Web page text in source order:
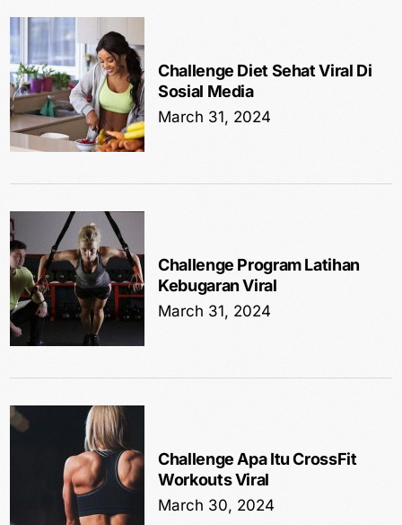
Challenge Diet Sehat Viral Di
Sosial Media
March 31, 2024
Challenge Program Latihan
Kebugaran Viral
March 31, 2024
Challenge Apa Itu CrossFit
Workouts Viral
March 30, 2024